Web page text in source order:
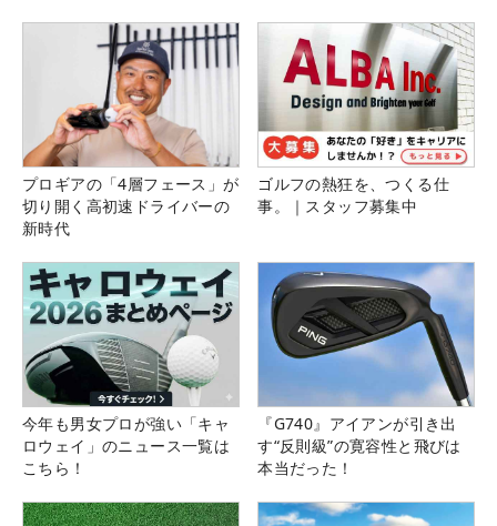
プロギアの「4層フェース」が
切り開く高初速ドライバーの
新時代
ゴルフの熱狂を、つくる仕
事。｜スタッフ募集中
今年も男女プロが強い「キャ
ロウェイ」のニュース一覧は
こちら！
『G740』アイアンが引き出
す“反則級”の寛容性と飛びは
本当だった！